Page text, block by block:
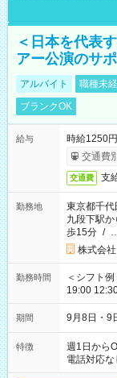
＜日本を代表
アー公演のサ
アルバイト 職種未
ブランクOK
給与
時給1250
交通費
交通費 支
勤務地
東京都千代
九段下駅
歩15分 /
株式会
勤務時間
＜シフト
19:00 12:30～22:00 上記の時間か
時間は変
期間 9月8日・9
特徴 週1日から
電話対応な